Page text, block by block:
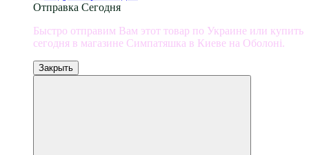
Отправка Сегодня
Быстро отправим Вам этот товар по Украине или купить
сегодня в магазине Симпатяшка в Киеве на Оболоні.
Закрыть